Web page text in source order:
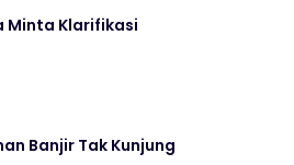
Minta Klarifikasi
Banjir Tak Kunjung